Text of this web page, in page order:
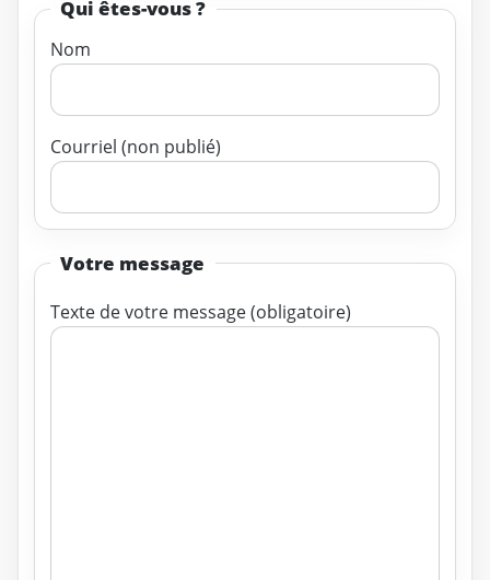
Qui êtes-vous ?
Nom
Courriel (non publié)
Votre message
Texte de votre message (obligatoire)